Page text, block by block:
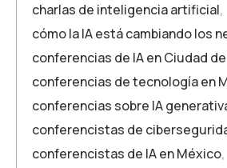
charlas de inteligencia artificial,
cómo la IA está cambiando los
conferencias de IA en Ciudad
conferencias de tecnología en
conferencias sobre IA
conferencistas de
conferencistas de IA en México,